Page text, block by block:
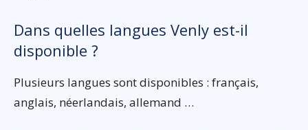
Dans quelles langues Venly est-il
disponible ?
Plusieurs langues sont disponibles : français,
anglais, néerlandais, allemand …